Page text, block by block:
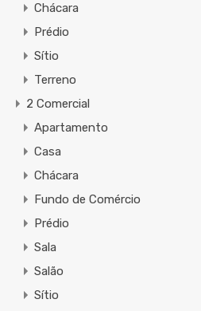
Chácara
Prédio
Sítio
Terreno
2 Comercial
Apartamento
Casa
Chácara
Fundo de Comércio
Prédio
Sala
Salão
Sítio